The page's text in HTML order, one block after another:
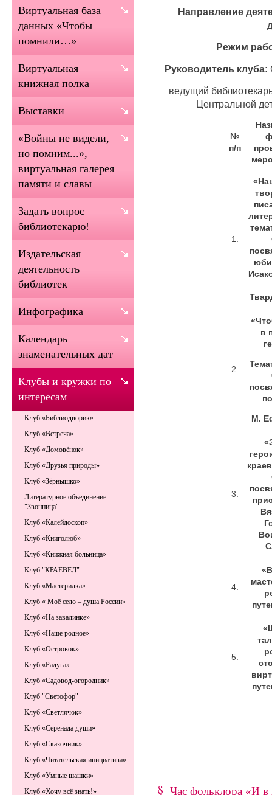
Направление
Режим
Руководитель клуба:
ведущий
Центральной
№
п/п
1.
2.
в
М.
3.
4.
5.
Час фольклора «И в
Виртуальная база
данных «Чтобы
помнили…»
Виртуальная
книжная полка
Выставки
«Войны не видели,
но помним...»,
виртуальная галерея
памяти и славы
Задать вопрос
библиотекарю!
Издательская
деятельность
библиотек
Инфографика
Календарь
знаменательных дат
Клубы и кружки по
интересам
Клуб «Библиодворик»
Клуб «Встреча»
Клуб «Домовёнок»
Клуб «Друзья природы»
Клуб «Зёрнышко»
Литературное объединение
"Звонница"
Клуб «Калейдоскоп»
Клуб «Книголюб»
Клуб «Книжная больница»
Клуб "КРАЕВЕД"
Клуб «Мастерилка»
Клуб « Моё село – душа России»
Клуб «На завалинке»
Клуб «Наше родное»
Клуб «Островок»
Клуб «Радуга»
Клуб «Садовод-огородник»
Клуб "Светофор"
Клуб «Светлячок»
Клуб «Серенада души»
Клуб «Сказочник»
Клуб «Читательская инициатива»
Клуб «Умные шашки»
Клуб «Хочу всё знать!»